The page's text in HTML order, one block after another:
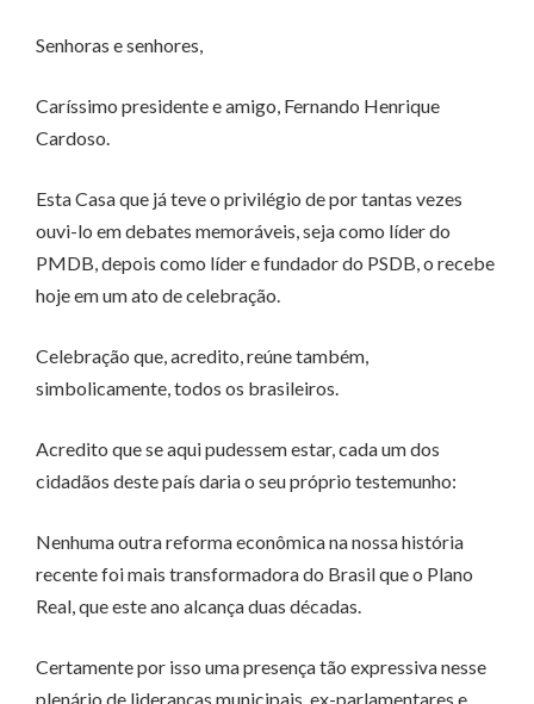
Senhoras e senhores,
Caríssimo presidente e amigo, Fernando Henrique
Cardoso.
Esta Casa que já teve o privilégio de por tantas vezes
ouvi-lo em debates memoráveis, seja como líder do
PMDB, depois como líder e fundador do PSDB, o recebe
hoje em um ato de celebração.
Celebração que, acredito, reúne também,
simbolicamente, todos os brasileiros.
Acredito que se aqui pudessem estar, cada um dos
cidadãos deste país daria o seu próprio testemunho:
Nenhuma outra reforma econômica na nossa história
recente foi mais transformadora do Brasil que o Plano
Real, que este ano alcança duas décadas.
Certamente por isso uma presença tão expressiva nesse
plenário de lideranças municipais, ex-parlamentares e